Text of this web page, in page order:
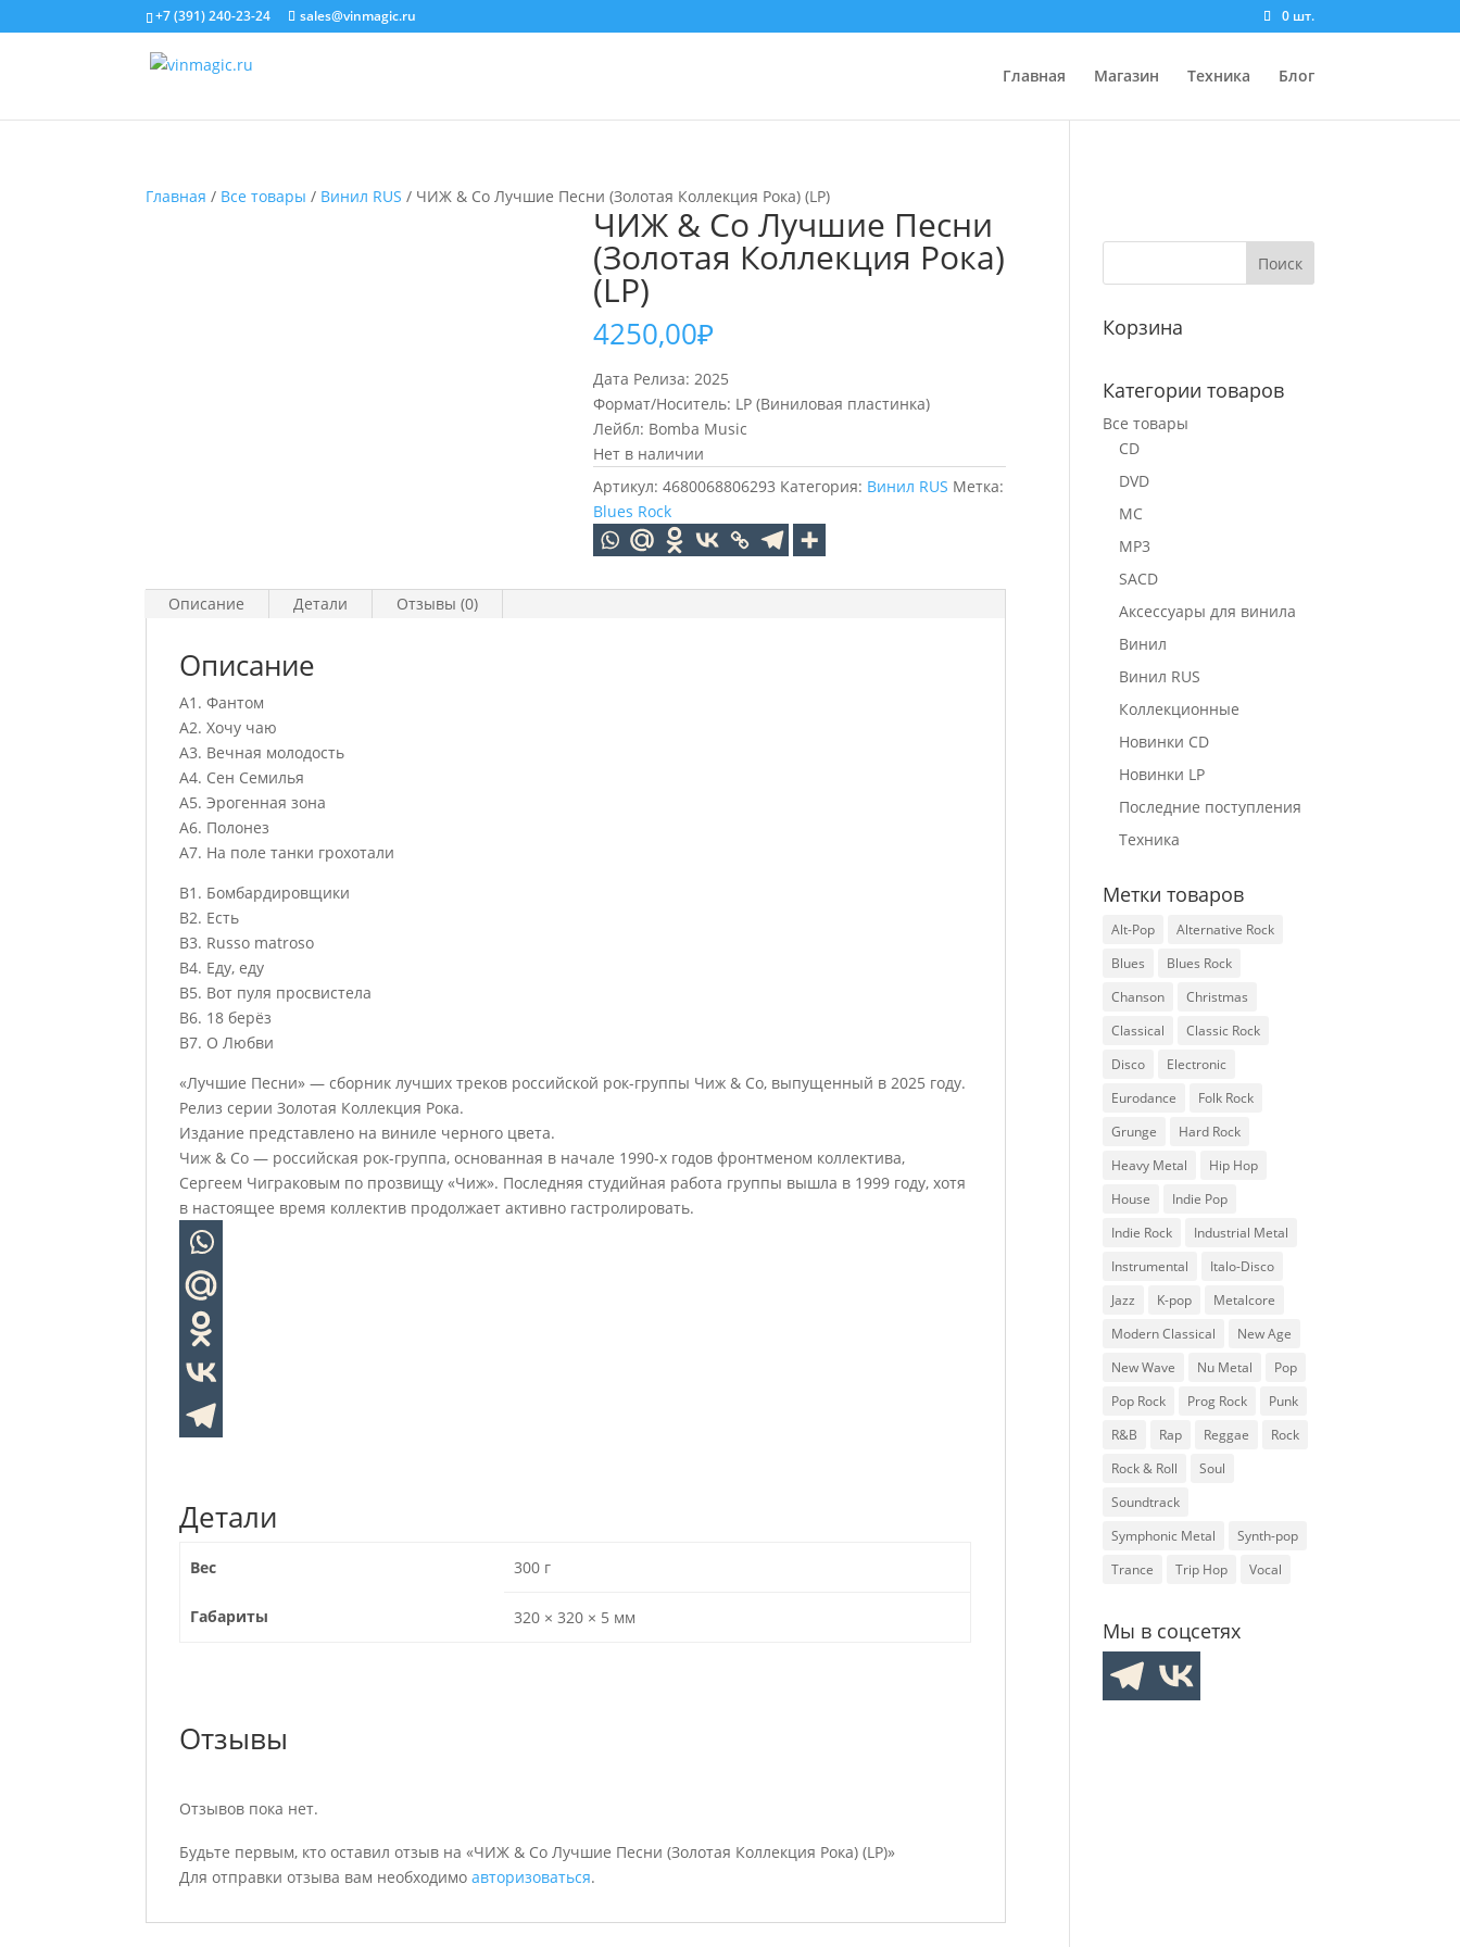
+7 (391) 240-23-24 sales@vinmagic.ru 0 шт.
Главная Магазин Техника Блог
Главная / Все товары / Винил RUS / ЧИЖ & Сo Лучшие Песни (Золотая Коллекция Рока) (LP)
ЧИЖ & Сo Лучшие Песни
(Золотая Коллекция Рока)
(LP)
4250,00₽
Дата Релиза: 2025
Формат/Носитель: LP (Виниловая пластинка)
Лейбл: Bomba Music
Нет в наличии
Артикул:4680068806293 Категория: Винил RUS Метка:
Blues Rock
Описание Детали Отзывы (0)
Описание
A1. Фантом
A2. Хочу чаю
A3. Вечная молодость
A4. Сен Семилья
A5. Эрогенная зона
A6. Полонез
A7. На поле танки грохотали
B1. Бомбардировщики
B2. Есть
B3. Russo matroso
B4. Еду, еду
B5. Вот пуля просвистела
B6. 18 берёз
B7. О Любви
«Лучшие Песни» — сборник лучших треков российской рок-группы Чиж & Co, выпущенный в 2025 году.
Релиз серии Золотая Коллекция Рока.
Издание представлено на виниле черного цвета.
Чиж & Co — российская рок-группа, основанная в начале 1990-х годов фронтменом коллектива,
Сергеем Чиграковым по прозвищу «Чиж». Последняя студийная работа группы вышла в 1999 году, хотя
в настоящее время коллектив продолжает активно гастролировать.
Детали
Вес 300 г
Габариты 320 × 320 × 5 мм
Отзывы
Отзывов пока нет.
Будьте первым, кто оставил отзыв на «ЧИЖ & Сo Лучшие Песни (Золотая Коллекция Рока) (LP)»
Для отправки отзыва вам необходимоавторизоваться.
Корзина
Категории товаров
Все товары
CD
DVD
MC
MP3
SACD
Аксессуары для винила
Винил
Винил RUS
Коллекционные
Новинки CD
Новинки LP
Последние поступления
Техника
Метки товаров
Alt-Pop
Alternative Rock
Blues
Blues Rock
Chanson
Christmas
Classical
Classic Rock
Disco
Electronic
Eurodance
Folk Rock
Grunge
Hard Rock
Heavy Metal
Hip Hop
House
Indie Pop
Indie Rock
Industrial Metal
Instrumental
Italo-Disco
Jazz
K-pop
Metalcore
Modern Classical
New Age
New Wave
Nu Metal
Pop
Pop Rock
Prog Rock
Punk
R&B
Rap Reggae
Rock
Rock & Roll
Soul
Soundtrack
Symphonic Metal
Synth-pop
Trance
Trip Hop Vocal
Мы в соцсетях